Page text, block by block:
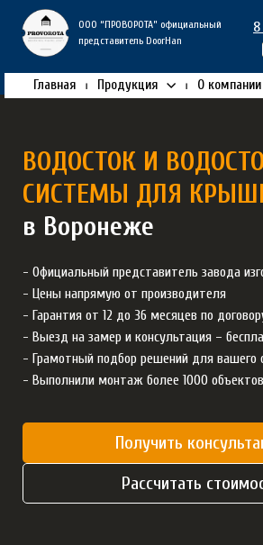
Главная Продукция О компании
ООО “ПРОВОРОТА” официальный
представитель DoorHan
ВОДОСТОК И
СИСТЕМЫ ДЛЯ
в Воронеже
- Официальный представитель завода
- Цены напрямую от производителя
- Гарантия от 12 до 36 месяцев по
- Выезд на замер и консультация –
- Грамотный подбор решений для вашего
- Выполнили монтаж более 1000 объектов
Получить
Рассчитать